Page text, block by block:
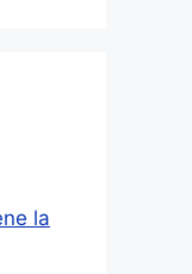
la